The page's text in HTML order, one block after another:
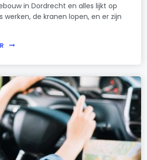
in Dordrecht en alles lijkt op
werken, de kranen lopen, en er zijn